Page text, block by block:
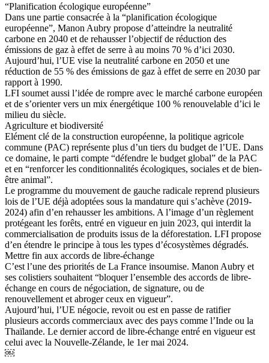
“Planification écologique européenne”
Dans une partie consacrée à la “planification écologique
européenne”, Manon Aubry propose d’atteindre la neutralité
carbone en 2040 et de rehausser l’objectif de réduction des
émissions de gaz à effet de serre à au moins 70 % d’ici 2030.
Aujourd’hui, l’UE vise la neutralité carbone en 2050 et une
réduction de 55 % des émissions de gaz à effet de serre en 2030 par
rapport à 1990.
LFI soumet aussi l’idée de rompre avec le marché carbone européen
et de s’orienter vers un mix énergétique 100 % renouvelable d’ici le
milieu du siècle.
Agriculture et biodiversité
Elément clé de la construction européenne, la politique agricole
commune (PAC) représente plus d’un tiers du budget de l’UE. Dans
ce domaine, le parti compte “défendre le budget global” de la PAC
et en “renforcer les conditionnalités écologiques, sociales et de bien-
être animal”.
Le programme du mouvement de gauche radicale reprend plusieurs
lois de l’UE déjà adoptées sous la mandature qui s’achève (2019-
2024) afin d’en rehausser les ambitions. A l’image d’un règlement
protégeant les forêts, entré en vigueur en juin 2023, qui interdit la
commercialisation de produits issus de la déforestation. LFI propose
d’en étendre le principe à tous les types d’écosystèmes dégradés.
Mettre fin aux accords de libre-échange
C’est l’une des priorités de La France insoumise. Manon Aubry et
ses colistiers souhaitent “bloquer l’ensemble des accords de libre-
échange en cours de négociation, de signature, ou de
renouvellement et abroger ceux en vigueur”.
Aujourd’hui, l’UE négocie, revoit ou est en passe de ratifier
plusieurs accords commerciaux avec des pays comme l’Inde ou la
Thaïlande. Le dernier accord de libre-échange entré en vigueur est
celui avec la Nouvelle-Zélande, le 1er mai 2024.
￼